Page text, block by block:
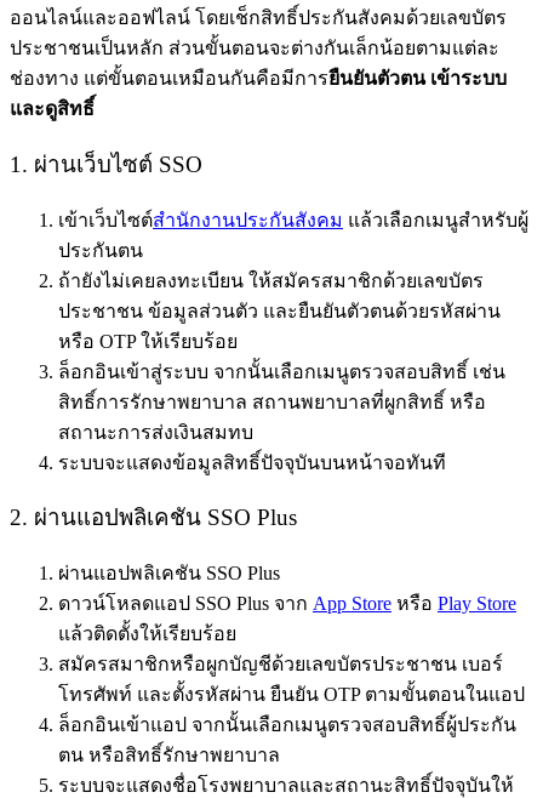
ออนไลน์และออฟไลน์ โดยเช็กสิทธิ์ประกันสังคมด้วยเลขบัตร
ประชาชนเป็นหลัก ส่วนขั้นตอนจะต่างกันเล็กน้อยตามแต่ละ
ช่องทาง แต่ขั้นตอนเหมือนกันคือมีการยืนยันตัวตน เข้าระบบ
และดูสิทธิ์
1. ผ่านเว็บไซต์ SSO
เข้าเว็บไซต์สำนักงานประกันสังคม แล้วเลือกเมนูสำหรับผู้
ประกันตน
ถ้ายังไม่เคยลงทะเบียน ให้สมัครสมาชิกด้วยเลขบัตร
ประชาชน ข้อมูลส่วนตัว และยืนยันตัวตนด้วยรหัสผ่าน
หรือ OTP ให้เรียบร้อย
ล็อกอินเข้าสู่ระบบ จากนั้นเลือกเมนูตรวจสอบสิทธิ์ เช่น
สิทธิ์การรักษาพยาบาล สถานพยาบาลที่ผูกสิทธิ์ หรือ
สถานะการส่งเงินสมทบ
ระบบจะแสดงข้อมูลสิทธิ์ปัจจุบันบนหน้าจอทันที
2. ผ่านแอปพลิเคชัน SSO Plus
ผ่านแอปพลิเคชัน SSO Plus
ดาวน์โหลดแอป SSO Plus จาก App Store หรือ Play Store
แล้วติดตั้งให้เรียบร้อย
สมัครสมาชิกหรือผูกบัญชีด้วยเลขบัตรประชาชน เบอร์
โทรศัพท์ และตั้งรหัสผ่าน ยืนยัน OTP ตามขั้นตอนในแอป
ล็อกอินเข้าแอป จากนั้นเลือกเมนูตรวจสอบสิทธิ์ผู้ประกัน
ตน หรือสิทธิ์รักษาพยาบาล
ระบบจะแสดงชื่อโรงพยาบาลและสถานะสิทธิ์ปัจจุบันให้